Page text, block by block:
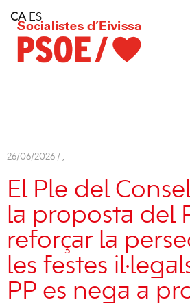
Consell Insular d'Eivissa
Services
Contact
26/06/2026 / ,
El Ple del
la proposta del
reforçar la
les festes
PP es nega a
CA ES